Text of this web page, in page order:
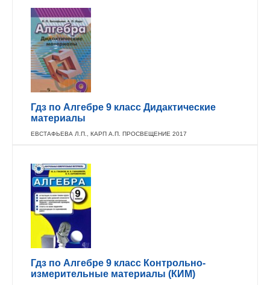
Гдз по Алгебре 9 класс Дидактические
материалы
ЕВСТАФЬЕВА Л.П., КАРП А.П. ПРОСВЕЩЕНИЕ 2017
Гдз по Алгебре 9 класс Контрольно-
измерительные материалы (КИМ)